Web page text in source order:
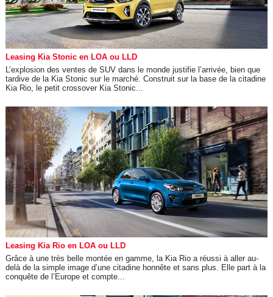
Leasing Kia Stonic en LOA ou LLD
L’explosion des ventes de SUV dans le monde justifie l’arrivée, bien que
tardive de la Kia Stonic sur le marché. Construit sur la base de la citadine
Kia Rio, le petit crossover Kia Stonic...
Leasing Kia Rio en LOA ou LLD
Grâce à une très belle montée en gamme, la Kia Rio a réussi à aller au-
delà de la simple image d’une citadine honnête et sans plus. Elle part à la
conquête de l’Europe et compte...